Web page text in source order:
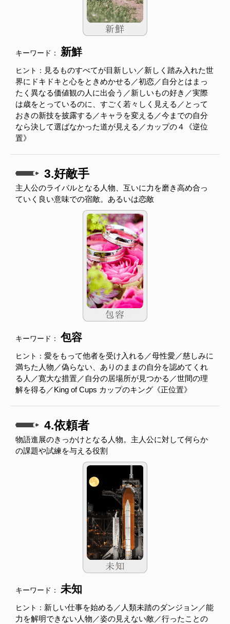
キーワード： 新鮮
ヒント： 見るものすべてが目新しい／新しく踏み入れた世
界にドキドキと心をときめかせる／初恋／自分とはまっ
たく異なる価値観の人に出会う／新しいもの好き／実際
は歳をとっているのに、すごく若々しく見える／とって
おきの新技を披露する／キャラを変える／今までの自分
なら決して選ばなかった道が見える／カップの４《逆位
置》
3.好敵手
主人公のライバルとなる人物、互いに力を磨き高め合っ
ていく良い意味での宿敵。あるいは恋敵
キーワード： 包容
ヒント： 愛をもって他者を受け入れる／母性愛／慈しみに
満ちた人物／偽らない、ありのままの自分を認めてくれ
る人／寛大な措置／自分の居場所が見つかる／世間の理
解を得る／King of Cups カップのキング《正位置》
4.依頼者
物語進展のきっかけとなる人物。主人公に対して何らか
の課題や試練を与える役割
キーワード： 未知
ヒント： 新しい仕事を始める／人類未踏のダンジョン／能
力を解明できない人物／姿の見えない敵／行ったことの